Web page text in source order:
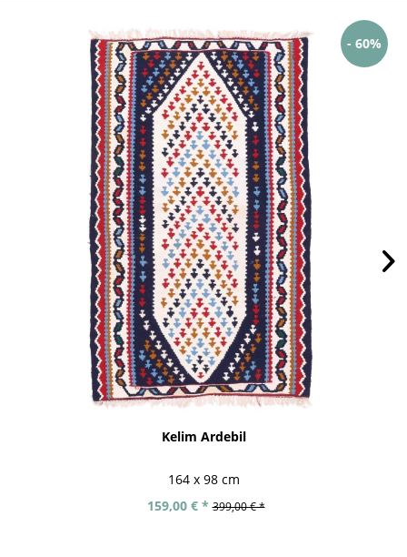
- 60%
Kelim Ardebil
164 x 98 cm
159,00 € * 399,00 € *